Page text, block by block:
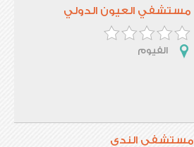
مستشفي العيون الدولي
الفيوم
مستشفى الندى